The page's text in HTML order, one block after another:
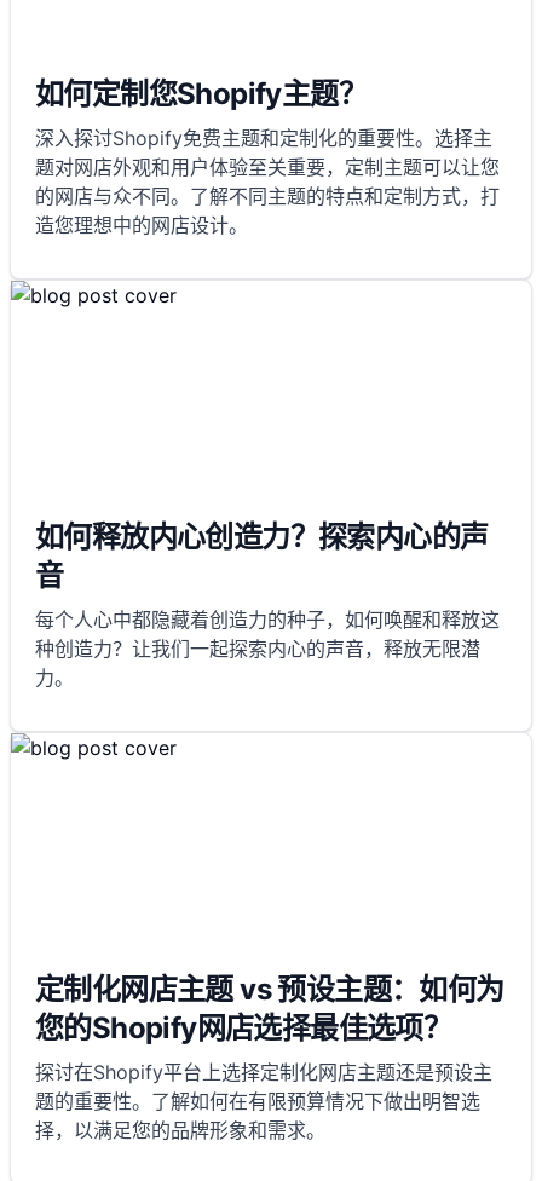
如何定制您Shopify主题？
深入探讨Shopify免费主题和定制化的重要性。选择主
题对网店外观和用户体验至关重要，定制主题可以让您
的网店与众不同。了解不同主题的特点和定制方式，打
造您理想中的网店设计。
如何释放内心创造力？探索内心的声
音
每个人心中都隐藏着创造力的种子，如何唤醒和释放这
种创造力？让我们一起探索内心的声音，释放无限潜
力。
定制化网店主题 vs 预设主题：如何为
您的Shopify网店选择最佳选项？
探讨在Shopify平台上选择定制化网店主题还是预设主
题的重要性。了解如何在有限预算情况下做出明智选
择，以满足您的品牌形象和需求。